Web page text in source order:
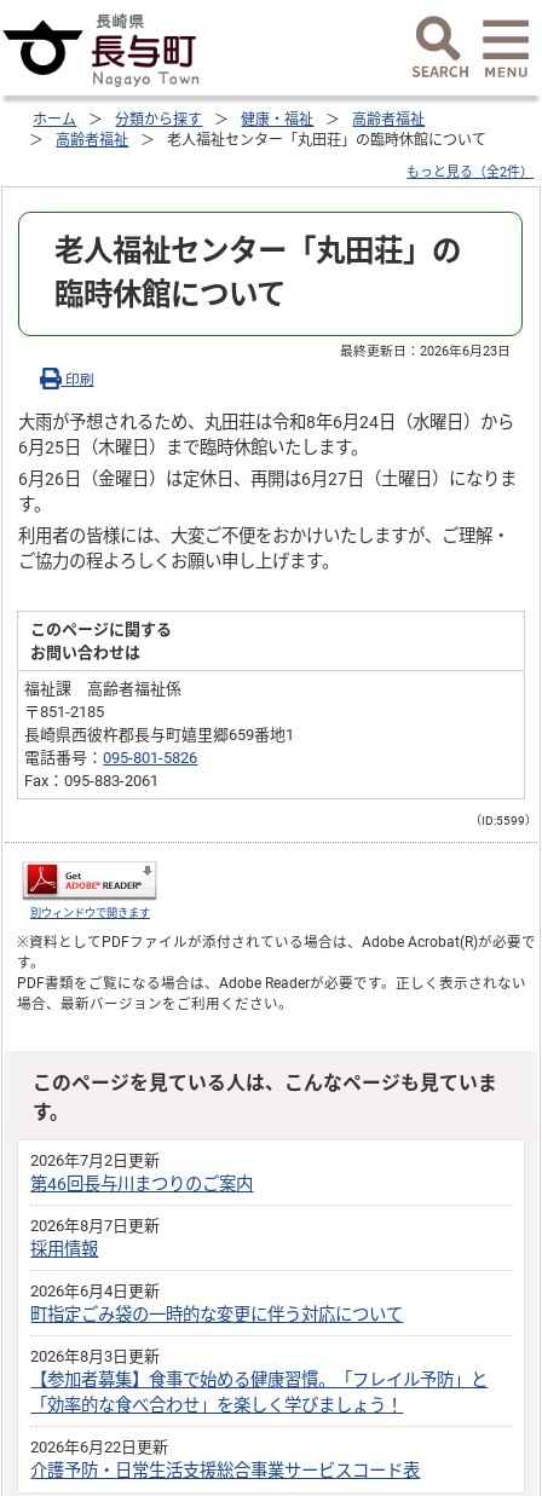
ホーム 分類から探す 健康・福祉
高齢者福祉
高齢者福祉
老人福祉センター「丸田荘」の臨時休館について
もっと見る（全2件）
老人福祉センター「丸田荘」の
臨時休館について
最終更新日：2026年6月23日
印刷
大雨が予想されるため、丸田荘は令和8年6月24日（水曜日）から
6月25日（木曜日）まで臨時休館いたします。
6月26日（金曜日）は定休日、再開は6月27日（土曜日）になりま
す。
利用者の皆様には、大変ご不便をおかけいたしますが、ご理解・
ご協力の程よろしくお願い申し上げます。
このページに関する
お問い合わせは
福祉課 高齢者福祉係
〒851-2185
長崎県西彼杵郡長与町嬉里郷659番地1
電話番号：095-801-5826
Fax：095-883-2061
（ID:5599）
別ウィンドウで開きます
※資料としてPDFファイルが添付されている場合は、Adobe Acrobat(R)が必要で
す。
PDF書類をご覧になる場合は、Adobe Readerが必要です。正しく表示されない
場合、最新バージョンをご利用ください。
このページを見ている人は、こんなページも見ていま
す。
2026年7月2日更新
第46回長与川まつりのご案内
2026年8月7日更新
採用情報
2026年6月4日更新
町指定ごみ袋の一時的な変更に伴う対応について
2026年8月3日更新
【参加者募集】食事で始める健康習慣。「フレイル予防」と
「効率的な食べ合わせ」を楽しく学びましょう！
2026年6月22日更新
介護予防・日常生活支援総合事業サービスコード表